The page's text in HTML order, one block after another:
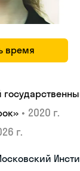
время
• 2020 г.
г.